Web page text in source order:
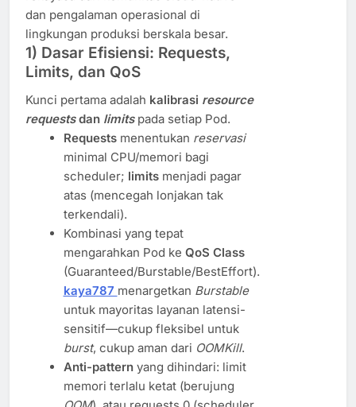
dan pengalaman operasional di
lingkungan produksi berskala besar.
1) Dasar Efisiensi: Requests,
Limits, dan QoS
Kunci pertama adalah kalibrasi resource
requestsdan limitspada setiap Pod.
Requestsmenentukan reservasi
minimal CPU/memori bagi
scheduler; limitsmenjadi pagar
atas (mencegah lonjakan tak
terkendali).
Kombinasi yang tepat
mengarahkan Pod ke QoS Class
(Guaranteed/Burstable/BestEffort).
kaya787 menargetkan Burstable
untuk mayoritas layanan latensi-
sensitif—cukup fleksibel untuk
burst, cukup aman dari OOMKill.
Anti-patternyang dihindari: limit
memori terlalu ketat (berujung